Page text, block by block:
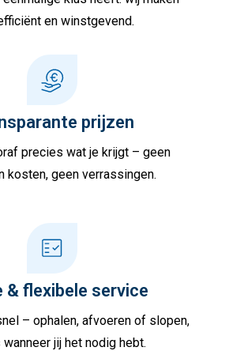
en winstgevend.
prijzen
precies wat je krijgt – geen
kosten, geen verrassingen.
& flexibele service
– ophalen, afvoeren of slopen,
jij het nodig hebt.